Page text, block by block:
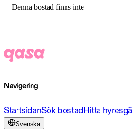
Denna bostad finns inte
Navigering
StartsidanSök bostadHitta
Svenska